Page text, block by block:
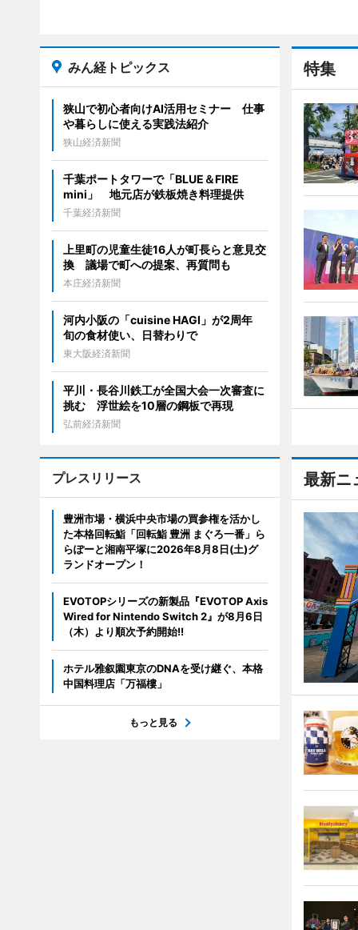
特集
最新ニ
みん経トピックス
狭山で初心者向けAI活用セミナー 仕事
や暮らしに使える実践法紹介
狭山経済新聞
千葉ポートタワーで「BLUE＆FIRE
mini」 地元店が鉄板焼き料理提供
千葉経済新聞
上里町の児童生徒16人が町長らと意見交
換 議場で町への提案、再質問も
本庄経済新聞
河内小阪の「cuisine HAGI」が2周年
旬の食材使い、日替わりで
東大阪経済新聞
平川・長谷川鉄工が全国大会一次審査に
挑む 浮世絵を10層の鋼板で再現
弘前経済新聞
プレスリリース
豊洲市場・横浜中央市場の買参権を活かし
た本格回転鮨「回転鮨 豊洲 まぐろ一番」ら
らぽーと湘南平塚に2026年8月8日(土)グ
ランドオープン！
EVOTOPシリーズの新製品『EVOTOP Axis
Wired for Nintendo Switch 2』が8月6日
（木）より順次予約開始!!
ホテル雅叙園東京のDNAを受け継ぐ、本格
中国料理店「万福樓」
もっと見る